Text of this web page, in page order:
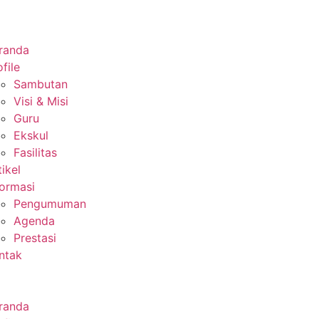
Sambutan
Visi & Misi
Guru
Ekskul
Fasilitas
Pengumuman
Agenda
Prestasi